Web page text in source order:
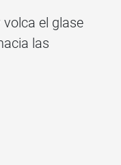
el glase
las